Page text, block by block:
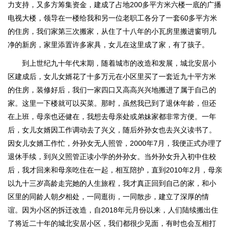
力支持，又多方筹集资金，建成了占地200多平方米六楼一底的广播
电视大楼，领导在一楼给我和另一位老职工各分了一套60多平方米
的住房，我们家第三次搬家，从住了十八年的小瓦房里搬进窗明几
净的新房，家里添置许多家具，女儿在这里成了家，有了孩子。
到上世纪九十年代末期，随着城市的改造和发展，城北安居小
区建成后，女儿女婿花了十多万元在小区里买了一套近九十平方米
的住房，装修好后，我们一家四口又高高兴兴地搬进了属于自己的
家。这里一下楼就可以买菜。那时，虽然我已到了退休年龄，但还
在上班，母亲也还健在，我想去母亲处或弟妹家都非常方便。一年
后，女儿女婿因工作调动去了兴义，随后外孙女也去兴义读书了。
因女儿女婿工作忙，外孙女无人照管，2000年7月，我便正式办理了
退休手续，到兴义照管正读小学的外孙女。当外孙女升入初中住校
后，我才回来和母亲吃住在一起，相互陪护，直到2010年2月，母亲
以九十三岁高龄走完她的人生旅程，我才真正回到自己的家，和小
区里的同龄人朝夕相处，一同逛街，一同散步，建立了深厚的情
谊。因为小区的拆迁改造，自2018年元月份以来，人们陆续搬出住
了将近二十年的城北安居小区，我们都很少见面，有时也会互相打